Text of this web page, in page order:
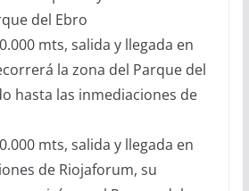
del Ebro
mts, salida y llegada en
la zona del Parque del
hasta las inmediaciones de
mts, salida y llegada en
de Riojaforum, su